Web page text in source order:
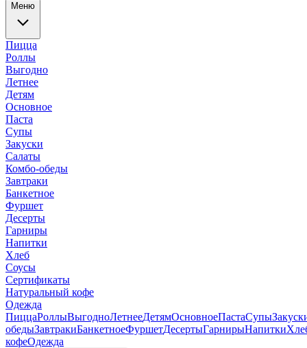
Меню
Пицца
Роллы
Выгодно
Летнее
Детям
Основное
Паста
Супы
Закуски
Салаты
Комбо-обеды
Завтраки
Банкетное
Фуршет
Десерты
Гарниры
Напитки
Хлеб
Соусы
Сертификаты
Натуральный кофе
Одежда
ПиццаРоллыВыгодноЛетнееДетямОсновноеПастаСупы
обедыЗавтракиБанкетноеФуршетДесертыГарнирыНапитки
кофеОдежда